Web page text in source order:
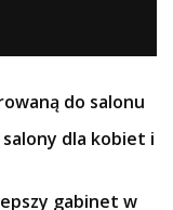
do salonu
dla kobiet i
gabinet w